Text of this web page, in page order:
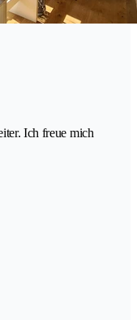
Ich freue mich